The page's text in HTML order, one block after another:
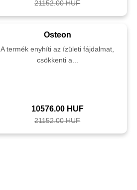
21152.00 HUF
Osteon
A termék enyhíti az ízületi fájdalmat,
csökkenti a...
10576.00 HUF
21152.00 HUF